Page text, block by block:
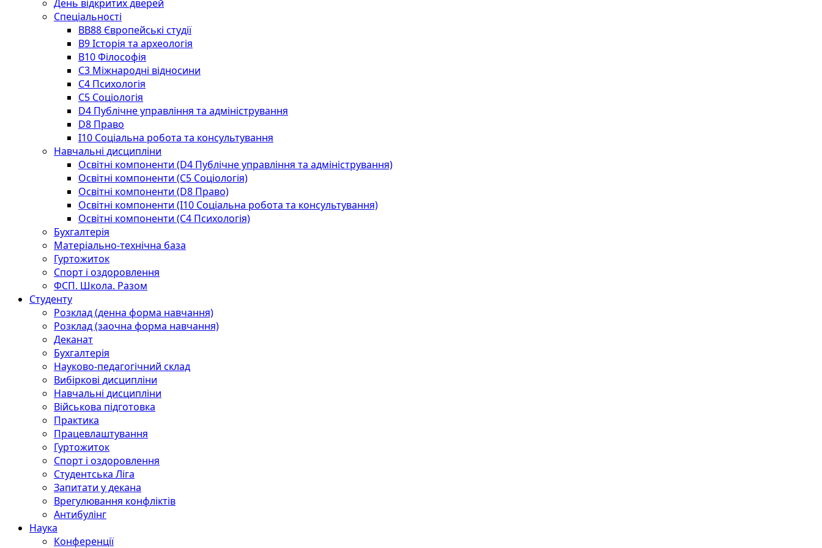
День відкритих дверей
Спеціальності
BВ88 Європейські студії
B9 Історія та археологія
B10 Філософія
C3 Міжнародні відносини
C4 Психологія
С5 Соціологія
D4 Публічне управління та адміністрування
D8 Право
I10 Соціальна робота та консультування
Навчальні дисципліни
Освітні компоненти (D4 Публічне управління та адміністрування)
Освітні компоненти (С5 Соціологія)
Освітні компоненти (D8 Право)
Освітні компоненти (I10 Соціальна робота та консультування)
Освітні компоненти (С4 Психологія)
Бухгалтерія
Матеріально-технічна база
Гуртожиток
Спорт і оздоровлення
ФСП. Школа. Разом
Студенту
Розклад (денна форма навчання)
Розклад (заочна форма навчання)
Деканат
Бухгалтерія
Науково-педагогічний склад
Вибіркові дисципліни
Навчальні дисципліни
Військова підготовка
Практика
Працевлаштування
Гуртожиток
Спорт і оздоровлення
Студентська Ліга
Запитати у декана
Врегулювання конфліктів
Антибулінг
Наука
Конференції